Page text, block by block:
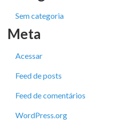
Sem categoria
Meta
Acessar
Feed de posts
Feed de comentários
WordPress.org